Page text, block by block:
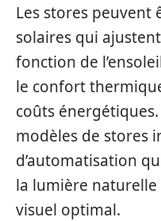
Les stores peuvent
solaires qui
fonction de
le confort
coûts
modèles de stores
d’automatisation
la lumière naturelle
visuel optimal.